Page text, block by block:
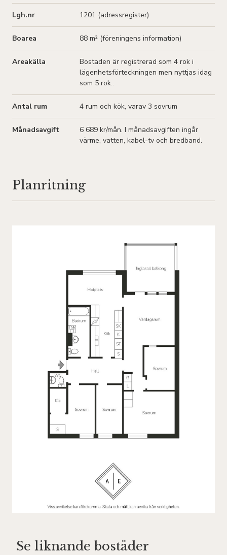
Lgh.nr 1201 (adressregister)
Boarea 88 m² (föreningens information)
Areakälla
Bostaden är registrerad som 4 rok i
lägenhetsförteckningen men nyttjas idag
som 5 rok..
Antal rum 4rum och kök, varav 3 sovrum
Månadsavgift 6 689 kr/mån. I månadsavgiften ingår
värme, vatten, kabel-tv och bredband.
Planritning
Se liknande bostäder